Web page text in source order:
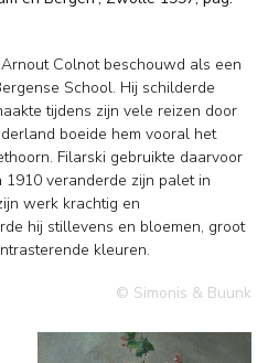
Colnot beschouwd als een
School. Hij schilderde
tijdens zijn vele reizen door
boeide hem vooral het
Filarski gebruikte daarvoor
veranderde zijn palet in
werk krachtig en
hij stillevens en bloemen, groot
kleuren.
© Simonis & Buunk